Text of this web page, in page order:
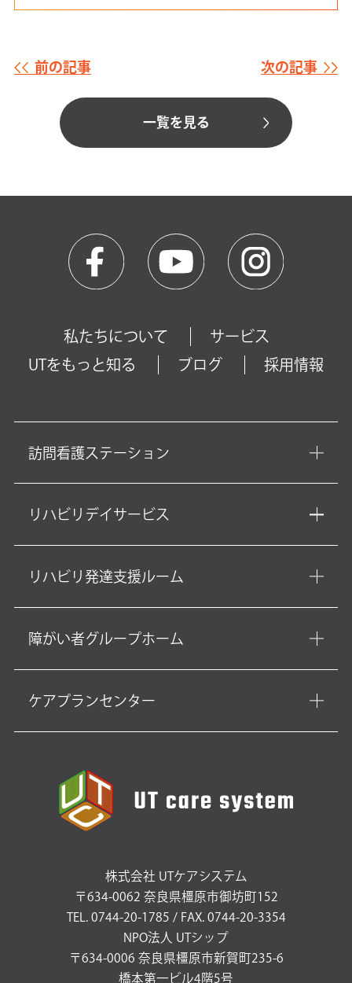
前の記事
一覧を見る
次の記事
私たちについて
サービス
UTをもっと知る
ブログ 採用情報
訪問看護ステーション
リハビリデイサービス
リハビリ発達支援ルーム
障がい者グループホーム
ケアプランセンター
株式会社 UTケアシステム
〒634-0062 奈良県橿原市御坊町152
TEL. 0744-20-1785 / FAX. 0744-20-3354
NPO法人 UTシップ
〒634-0006 奈良県橿原市新賀町235-6
橋本第一ビル4階5号